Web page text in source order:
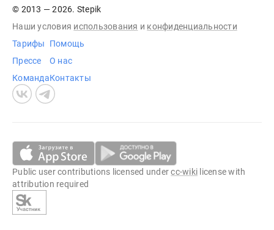
© 2013 — 2026. Stepik
Наши условия использования и конфиденциальности
Тарифы
Прессе
Команда
Помощь
О нас
Контакты
Public user contributions licensed undercc-wiki license with
attribution required